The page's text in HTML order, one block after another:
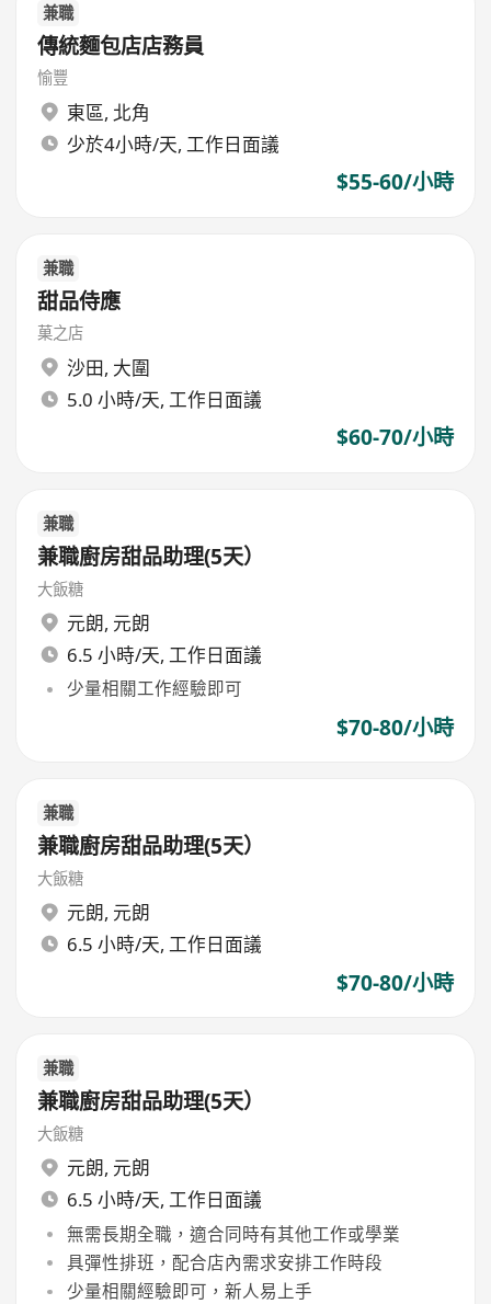
兼職
傳統麵包店店務員
愉豐
東區, 北角
少於4小時/天, 工作日面議
$55-60/小時
兼職
甜品侍應
菓之店
沙田, 大圍
5.0 小時/天, 工作日面議
$60-70/小時
兼職
兼職廚房甜品助理(5天）
大飯糖
元朗, 元朗
6.5 小時/天, 工作日面議
少量相關工作經驗即可
$70-80/小時
兼職
兼職廚房甜品助理(5天）
大飯糖
元朗, 元朗
6.5 小時/天, 工作日面議
$70-80/小時
兼職
兼職廚房甜品助理(5天）
大飯糖
元朗, 元朗
6.5 小時/天, 工作日面議
無需長期全職，適合同時有其他工作或學業
具彈性排班，配合店內需求安排工作時段
少量相關經驗即可，新人易上手